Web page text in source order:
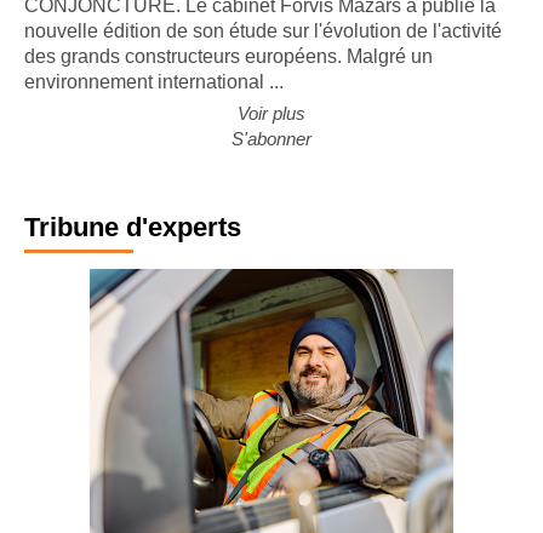
CONJONCTURE. Le cabinet Forvis Mazars a publié la
nouvelle édition de son étude sur l'évolution de l'activité
des grands constructeurs européens. Malgré un
Voir plus
Tribune d'experts